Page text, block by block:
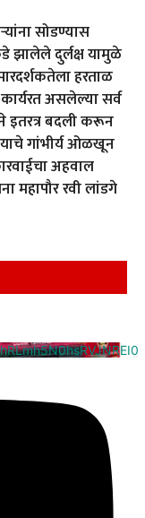
सोडण्यास
झालेले दुर्लक्ष यामुळे
हरताळ
असलेल्या सर्व
इतरत्र बदली करून
गांभीर्य ओळखून
अहवाल
महापौर रवी लांडगे